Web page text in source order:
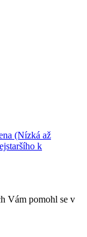
(Nízká až
k
Vám pomohl se v